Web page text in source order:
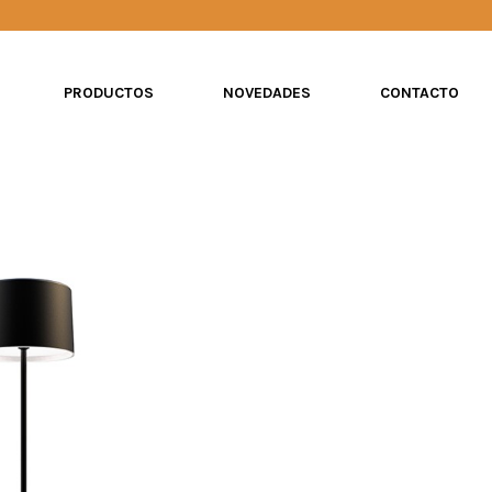
PRODUCTOS NOVEDADES CONTACTO